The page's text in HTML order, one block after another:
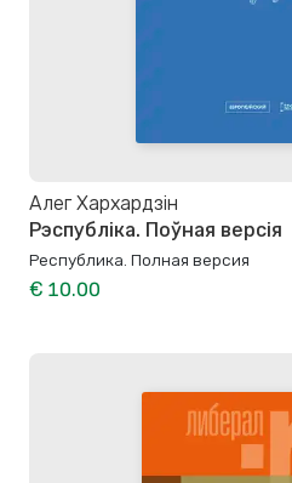
Алег Хархардзін
Рэспубліка. Поўная версія
Республика. Полная версия
€ 10.00